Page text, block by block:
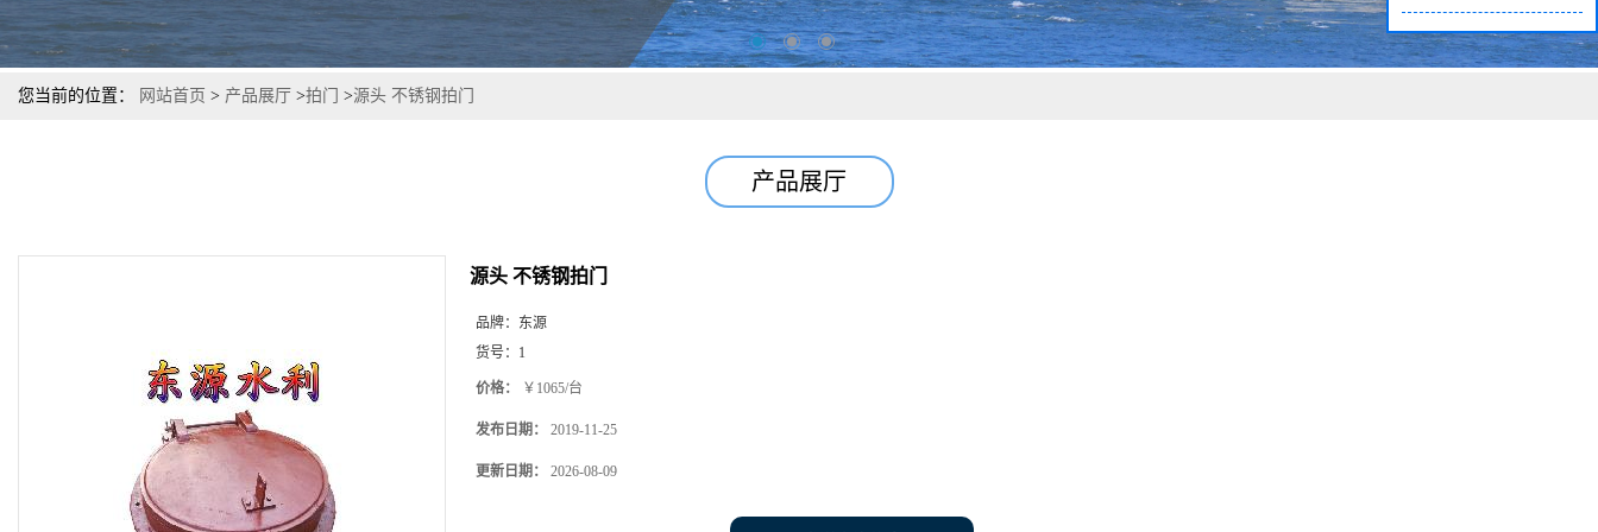
您当前的位置： 网站首页 > 产品展厅 >拍门 >源头 不锈钢拍门
产品展厅
源头 不锈钢拍门
品牌： 东源
货号： 1
价格： ￥1065/台
发布日期： 2019-11-25
更新日期： 2026-08-09